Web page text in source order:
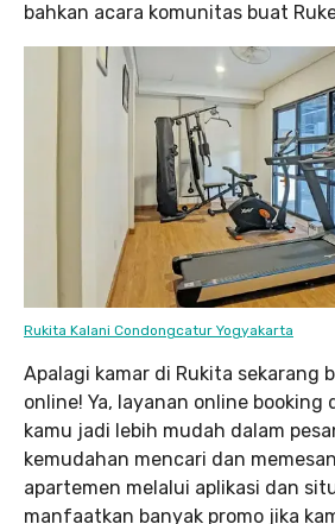
bahkan acara komunitas buat
Rukita Kalani Condongcatur Yogyakarta
Apalagi kamar di Rukita sekarang
online! Ya, layanan online booking
kamu jadi lebih mudah dalam
kemudahan mencari dan
apartemen melalui aplikasi dan
manfaatkan banyak promo jika